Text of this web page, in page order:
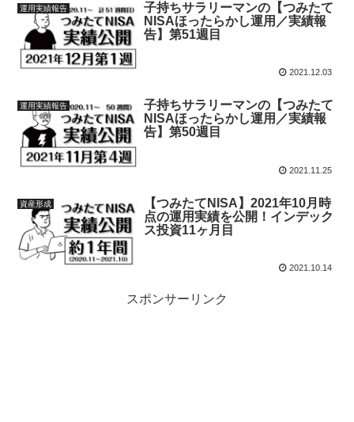
運用実績報告
子持ちサラリーマンの【つみたて
NISAほったらかし運用／実績報
告】第51週目
2021.12.03
運用実績報告
子持ちサラリーマンの【つみたて
NISAほったらかし運用／実績報
告】第50週目
2021.11.25
資産形成
【つみたてNISA】2021年10月時
点の運用実績を公開！インデック
ス投資11ヶ月目
2021.10.14
スポンサーリンク